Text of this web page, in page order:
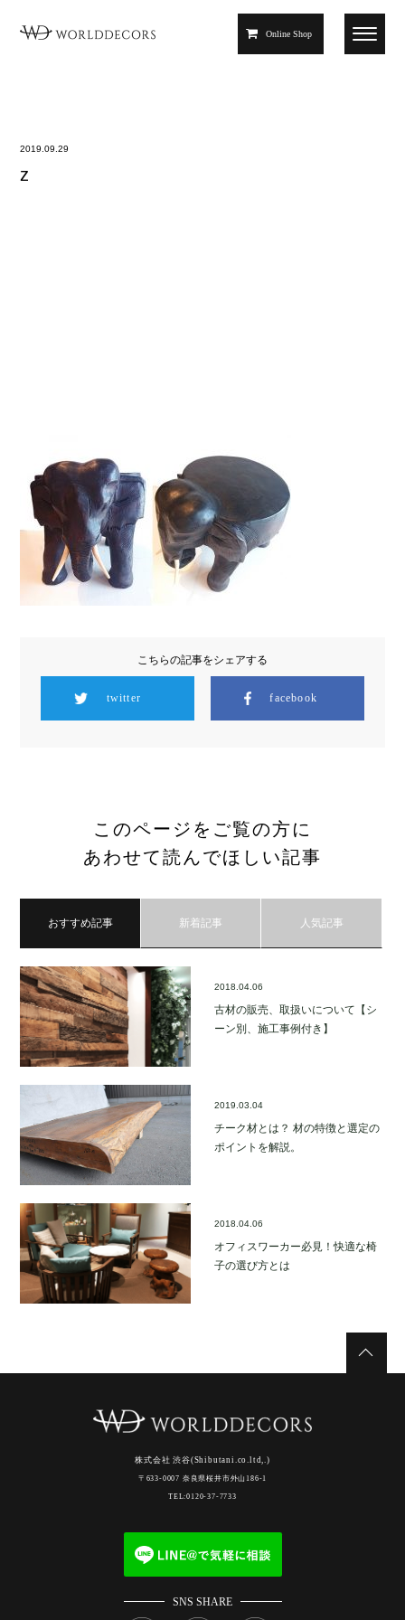
Online Shop
2019.09.29
z
こちらの記事をシェアする
twitter facebook
このページをご覧の方に
あわせて読んでほしい記事
おすすめ記事 新着記事 人気記事
2018.04.06
古材の販売、取扱いについて【シ
ーン別、施工事例付き】
2019.03.04
チーク材とは？ 材の特徴と選定の
ポイントを解説。
2018.04.06
オフィスワーカー必見！快適な椅
子の選び方とは
株式会社 渋谷(Shibutani.co.ltd,.)
〒633-0007 奈良県桜井市外山186-1
TEL:0120-37-7733
SNS SHARE